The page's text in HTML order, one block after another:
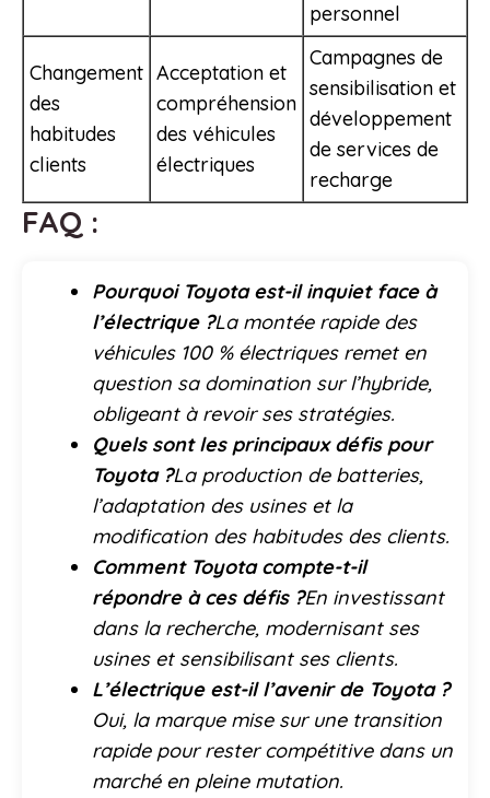
personnel
Changement
des
habitudes
clients
Acceptation et
compréhension
des véhicules
électriques
Campagnes de
sensibilisation et
développement
de services de
recharge
FAQ :
Pourquoi Toyota est-il inquiet face à
l’électrique ?La montée rapide des
véhicules 100 % électriques remet en
question sa domination sur l’hybride,
obligeant à revoir ses stratégies.
Quels sont les principaux défis pour
Toyota ?La production de batteries,
l’adaptation des usines et la
modification des habitudes des clients.
Comment Toyota compte-t-il
répondre à ces défis ?En investissant
dans la recherche, modernisant ses
usines et sensibilisant ses clients.
L’électrique est-il l’avenir de Toyota ?
Oui, la marque mise sur une transition
rapide pour rester compétitive dans un
marché en pleine mutation.